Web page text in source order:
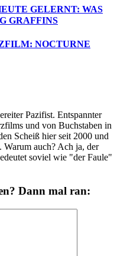
GELERNT: WAS
GRAFFINS
NOCTURNE
Pazifist. Entspannter
und von Buchstaben in
Scheiß hier seit 2000 und
Warum auch? Ach ja, der
soviel wie "der Faule"
Dann mal ran: